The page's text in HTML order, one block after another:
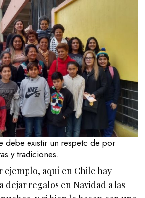
debe existir un respeto de por
y tradiciones.
ejemplo, aquí en Chile hay
dejar regalos en Navidad a las